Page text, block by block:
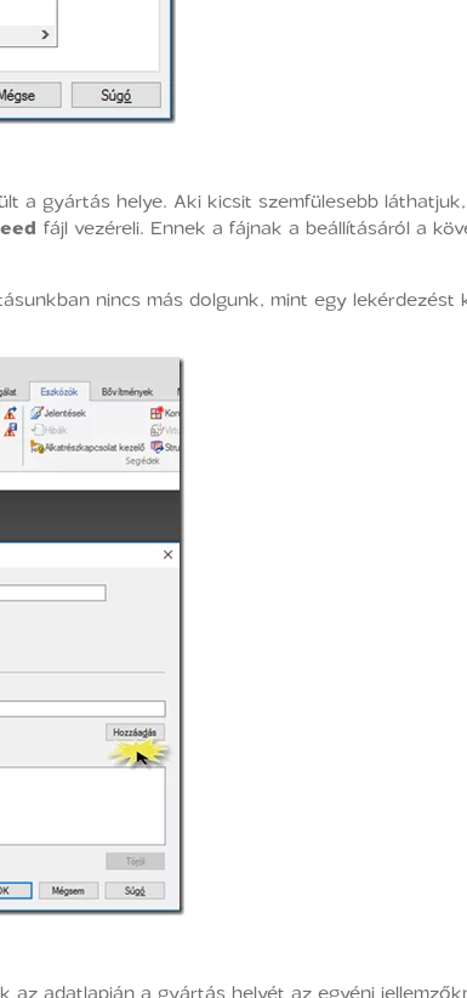
a gyártás helye. Aki kicsit szemfülesebb
fájl vezéreli. Ennek a fájnak a beállításáról a
nincs más dolgunk, mint egy